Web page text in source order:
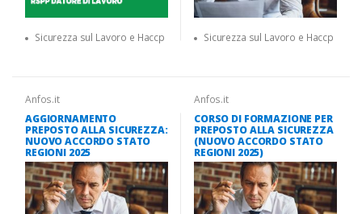
Sicurezza sul Lavoro e Haccp Sicurezza sul Lavoro e Haccp
Anfos.it
AGGIORNAMENTO
PREPOSTO ALLA SICUREZZA:
NUOVO ACCORDO STATO
REGIONI 2025
Anfos.it
CORSO DI FORMAZIONE PER
PREPOSTO ALLA SICUREZZA
(NUOVO ACCORDO STATO
REGIONI 2025)